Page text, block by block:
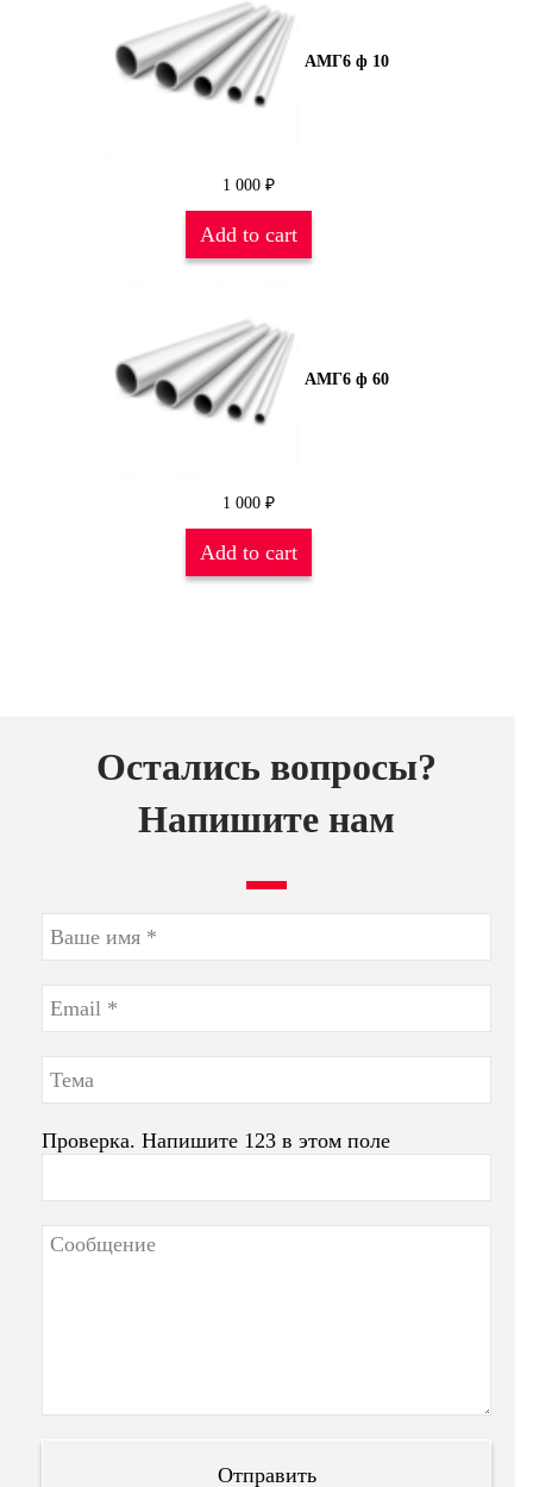
АМГ6 ф 10
1 000 ₽
Add to cart
АМГ6 ф 60
1 000 ₽
Add to cart
Остались вопросы?
Напишите нам
Проверка. Напишите 123 в этом поле